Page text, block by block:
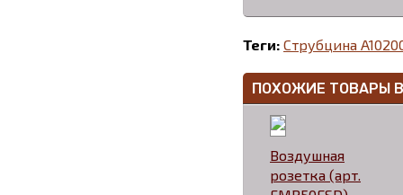
Теги: Струбцина
ПОХОЖИЕ ТОВАРЫ
Воздушная
розетка (арт.